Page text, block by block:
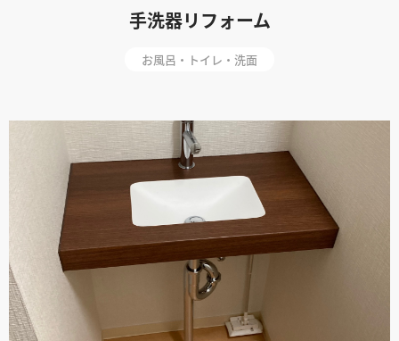
手洗器リフォーム
お風呂・トイレ・洗面